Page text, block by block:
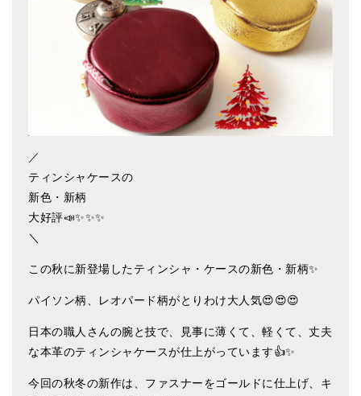
チベット・シンギングボウル
新・鍛造スペシャル
マンダラ彫（黒・渋金）
人気の3点セット
特大シンギングボウル・特殊柄
スティック・マレット・リング（台座）
アマナマナのティンシャ
プレミアム・ティンシャ（L・M）
ベーシック・ティンシャ（4種）
ティンシャケース
／
ティンシャケースの
新色・新柄
大好評📣✨✨✨
＼
この秋に新登場したティンシャ・ケースの新色・新柄✨
パイソン柄、レオパード柄がとりわけ大人気😍😍😍
日本の職人さんの腕と技で、見事に薄くて、軽くて、丈夫
な本革のティンシャケースが仕上がっています👍✨
今回の秋冬の新作は、ファスナーをゴールドに仕上げ、キ